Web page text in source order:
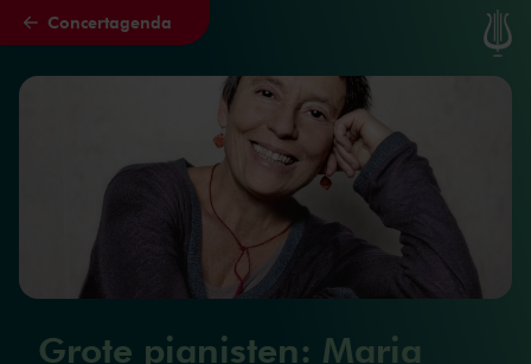
Naar hoofdcontent
Concertagenda
Grote pianisten: Maria